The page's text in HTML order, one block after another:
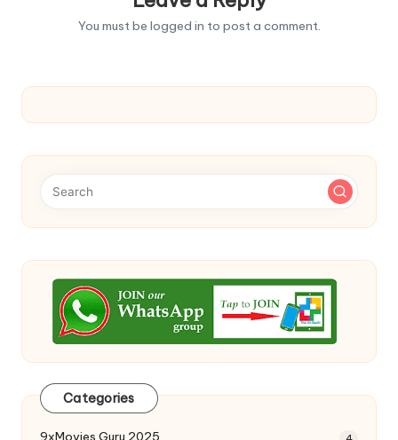
You must be logged in to post a comment.
Categories
9xMovies Guru 2025